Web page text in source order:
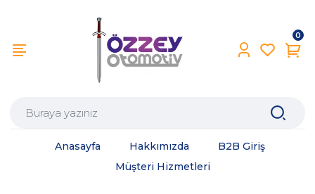
0
Anasayfa Hakkımızda
B2B Giriş
Müşteri Hizmetleri